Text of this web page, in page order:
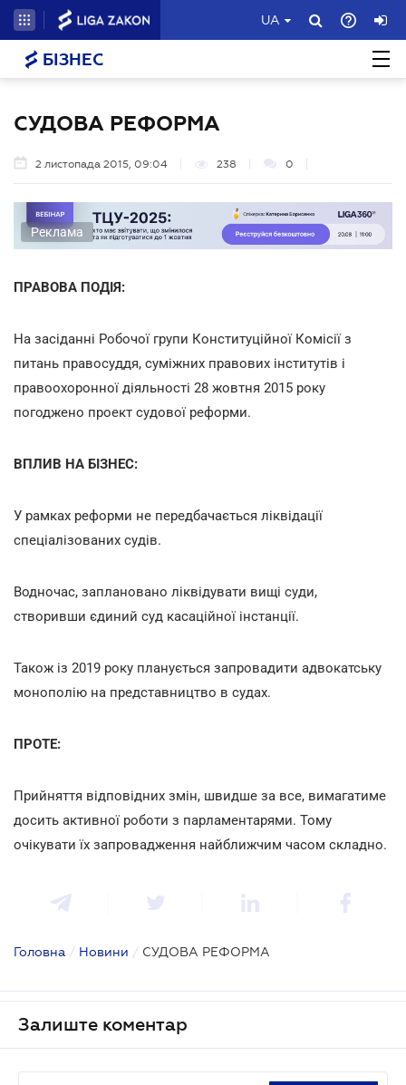
UA
БІЗНЕС
СУДОВА РЕФОРМА
2 листопада 2015, 09:04 238 0
Реклама
ПРАВОВА ПОДІЯ:
На засіданні Робочої групи Конституційної Комісії з
питань правосуддя, суміжних правових інститутів і
правоохоронної діяльності 28 жовтня 2015 року
погоджено проект судової реформи.
ВПЛИВ НА БІЗНЕС:
У рамках реформи не передбачається ліквідації
спеціалізованих судів.
Водночас, заплановано ліквідувати вищі суди,
створивши єдиний суд касаційної інстанції.
Також із 2019 року планується запровадити адвокатську
монополію на представництво в судах.
ПРОТЕ:
Прийняття відповідних змін, швидше за все, вимагатиме
досить активної роботи з парламентарями. Тому
очікувати їх запровадження найближчим часом складно.
Головна / Новини / СУДОВА РЕФОРМА
Залиште коментар